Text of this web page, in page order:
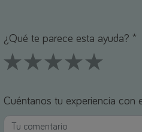
¿Qué te parece esta ayuda? *
Cuéntanos tu experiencia con